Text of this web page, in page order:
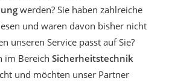
werden? Sie haben zahlreiche
und waren davon bisher nicht
unseren Service passt auf Sie?
im Bereich Sicherheitstechnik
und möchten unser Partner